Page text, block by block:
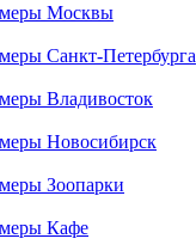
Москвы
Санкт-Петербурга
Владивосток
Новосибирск
Зоопарки
Кафе